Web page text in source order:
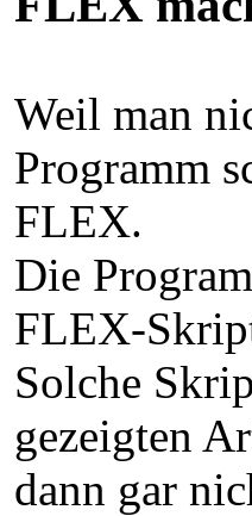
Weil man
Programm
FLEX.
Die
FLEX-
Solche
gezeigten
dann gar